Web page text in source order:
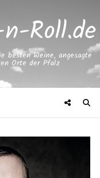
Roll.de
besten Weine, angesagte
Orte der Pfalz